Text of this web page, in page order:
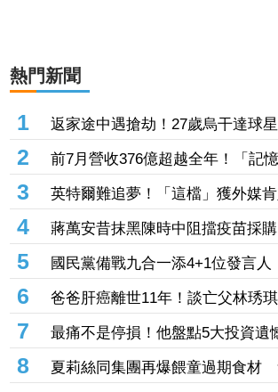
熱門新聞
1
返家途中遇搶劫！27歲烏干達球
慘死 曾率隊奪聯賽冠軍
2
前7月營收376億超越全年！「記
增飆308% 股價徘徊300大關前
3
英特爾難追夢！「這檔」獲外媒
290億奪成交王 南亞科擴產、單
矚
4
蔣萬安昔抹黑陳時中阻擋疫苗採
法一致：操作陰謀論傷害社會
5
國民黨備戰九合一添4+1位發言
人鄭小文入陣
6
爸爸肝癌離世11年！談亡父林琇
物說「父親節快樂」
7
最痛不是停損！他盤點5大投資遺
子」 網笑：乖乖把錢存銀行
8
夏莉絲同集團再爆餵童過期食材
人卻在場等？蔣萬安回應了